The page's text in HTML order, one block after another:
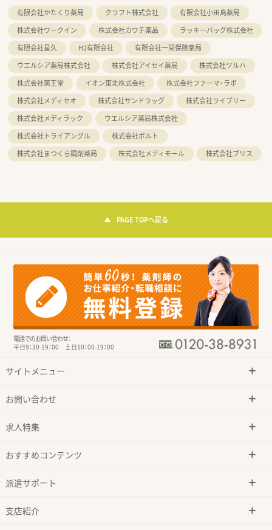
有限会社かたくり薬局 クラフト株式会社
有限会社小田島薬局
株式会社ワークイン
株式会社カワチ薬品
ラッキーバッグ株式会社
有限会社星久
H2有限会社
有限会社一関保険薬局
ウエルシア薬局株式会社
株式会社アイセイ薬局
株式会社ツルハ
株式会社薬王堂
イオン東北株式会社
株式会社ファーマ・ラボ
株式会社メディセオ
株式会社サンドラッグ
株式会社ライブリー
株式会社メディラック
ウエルシア薬局株式会社
株式会社トライアングル
株式会社ポルト
株式会社まつくら調剤薬局
株式会社メディモール 株式会社ブリス
PAGE TOPへ戻る
電話でのお問い合わせ：
平日9：30-19：00 土日10：00-19：00
サイトメニュー
お問い合わせ
求人特集
おすすめコンテンツ
派遣サポート
支店紹介